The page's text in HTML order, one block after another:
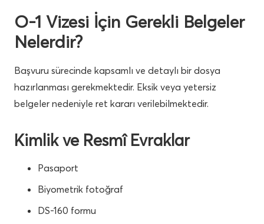
O-1 Vizesi İçin Gerekli Belgeler
Nelerdir?
Başvuru sürecinde kapsamlı ve detaylı bir dosya
hazırlanması gerekmektedir. Eksik veya yetersiz
belgeler nedeniyle ret kararı verilebilmektedir.
Kimlik ve Resmî Evraklar
Pasaport
Biyometrik fotoğraf
DS-160 formu